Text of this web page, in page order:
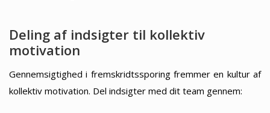
Deling af indsigter til kollektiv
motivation
Gennemsigtighed i fremskridtssporing fremmer en kultur af
kollektiv motivation. Del indsigter med dit team gennem: